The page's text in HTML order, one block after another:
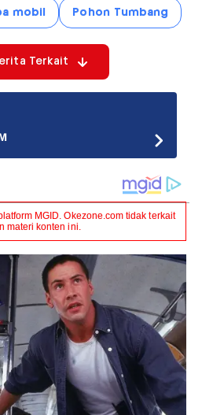
mobil Pohon Tumbang
Terkait